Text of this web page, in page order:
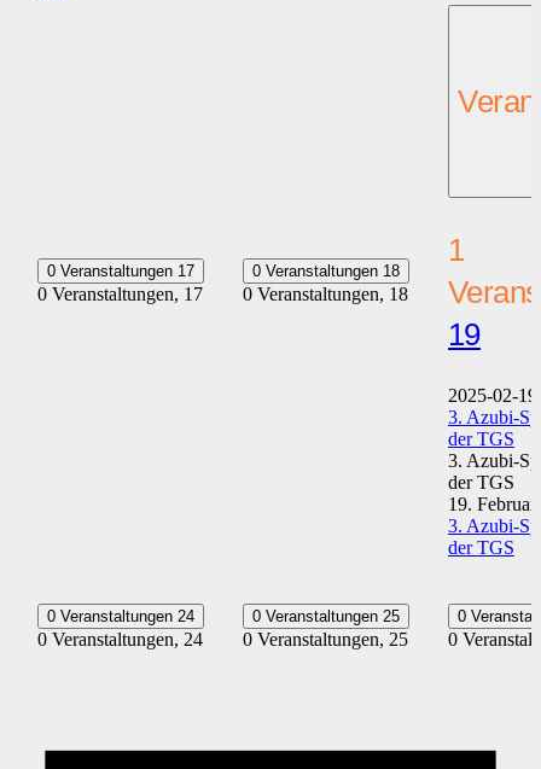
0 Veranstaltungen 17
0 Veranstaltungen, 17
0 Veranstaltungen 18
0 Veranstaltungen, 18
1
19
2025-02-19
3. Azubi-
der TGS
3. Azubi-
der TGS
19.
3. Azubi-
der TGS
0 Veranstaltungen 24
0 Veranstaltungen, 24
0 Veranstaltungen 25
0 Veranstaltungen, 25
0
0